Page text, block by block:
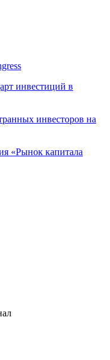
инвестиций в
инвесторов на
«Рынок капитала